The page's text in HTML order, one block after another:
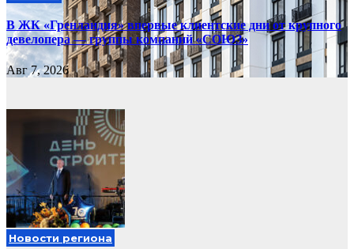
В ЖК «Гренландия» впервые клиентские дни от крупного
девелопера — группы компаний «СОЮЗ»
Авг 7, 2026
Новости региона